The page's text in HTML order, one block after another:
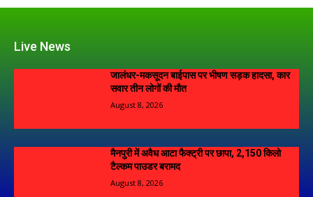
Live News
जालंधर-मकसूदन बाईपास पर भीषण सड़क हादसा, कार
सवार तीन लोगों की मौत
August 8, 2026
मैनपुरी में अवैध आटा फैक्ट्री पर छापा, 2,150 किलो
टैल्कम पाउडर बरामद
August 8, 2026